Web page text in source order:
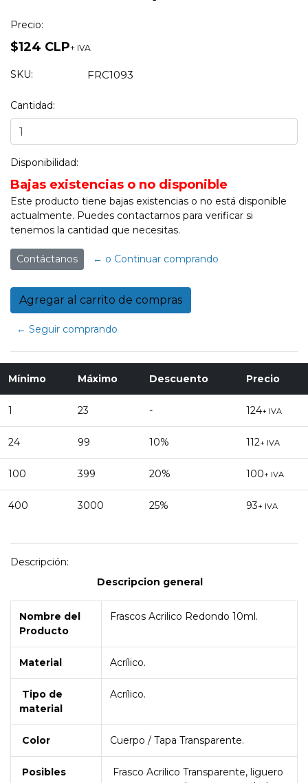
Precio:
$124 CLP+ IVA
SKU: FRC1093
Cantidad:
Disponibilidad:
Bajas existencias o no disponible
Este producto tiene bajas existencias o no está disponible
actualmente. Puedes contactarnos para verificar si
tenemos la cantidad que necesitas.
Contáctanos ← o Continuar comprando
← Seguir comprando
Mínimo Máximo Descuento Precio
1 23 - 124+ IVA
24 99 10% 112+ IVA
100 399 20% 100+ IVA
400 3000 25% 93+ IVA
Descripción:
Descripcion general
Nombre del
Producto
Frascos Acrilico Redondo 10ml.
Material Acrílico.
Tipo de
material
Acrílico.
Color Cuerpo / Tapa Transparente.
Posibles
Frasco Acrilico Transparente, liguero